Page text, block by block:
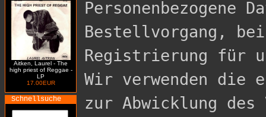
Aitken, Laurel - The
high priest of Reggae -
LP
17.00EUR
Schnellsuche
Personenbezogene
Bestellvorgang,
Registrierung für
Wir verwenden die
zur Abwicklung